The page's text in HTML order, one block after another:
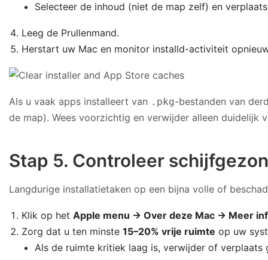
Selecteer de inhoud (niet de map zelf) en
Leeg de Prullenmand.
Herstart uw Mac en monitor installd-activiteit
Als u vaak apps installeert van .pkg-bestanden van
de map). Wees voorzichtig en verwijder alleen duidelijk
Stap 5. Controleer
Langdurige installatietaken op een bijna volle of
Klik op hetApple menu → Over deze Mac → Meer
Zorg dat u ten minste15–20% vrije ruimte op uw
Als de ruimte kritiek laag is, verwijder of